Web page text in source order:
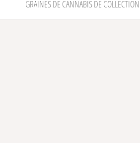
GRAINES DE CANNABIS DE COLLECTION